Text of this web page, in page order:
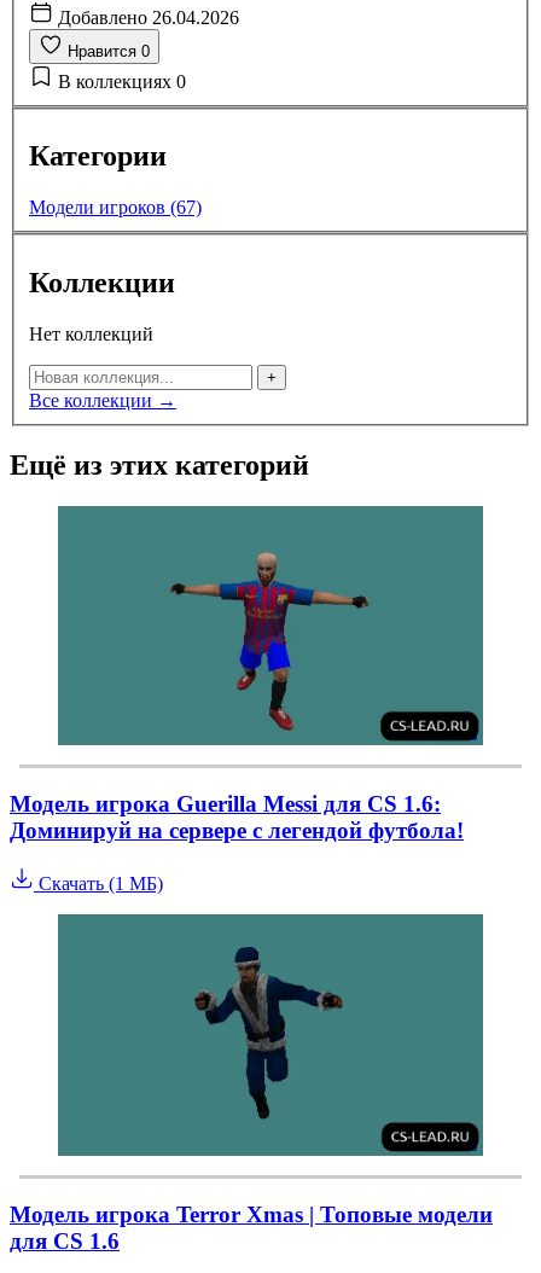
Добавлено 26.04.2026
Нравится 0
В коллекциях 0
Категории
Модели игроков (67)
Коллекции
Нет коллекций
+
Все коллекции →
Ещё из этих категорий
Модель игрока Guerilla Messi для CS 1.6:
Доминируй на сервере с легендой футбола!
Скачать (1 МБ)
Модель игрока Terror Xmas | Топовые модели
для CS 1.6